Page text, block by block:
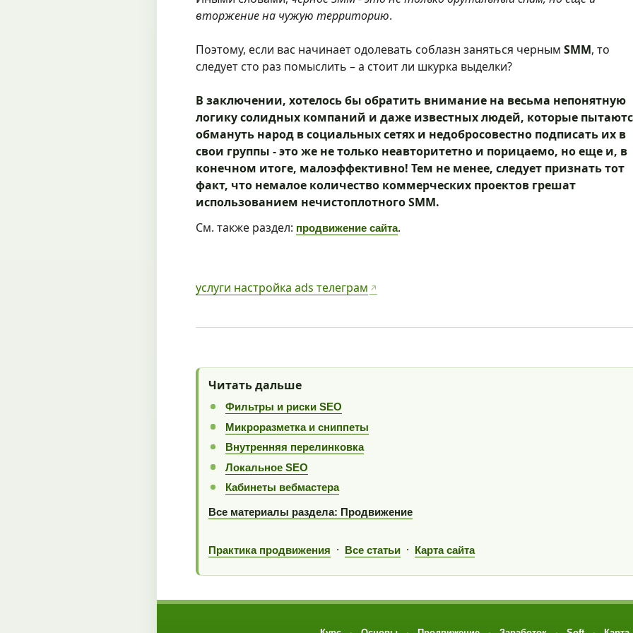
вторжение на чужую территорию.
Поэтому, если вас начинает одолевать соблазн заняться черным SMM, то
следует сто раз помыслить – а стоит ли шкурка выделки?
В заключении, хотелось бы обратить внимание на весьма непонятную
логику солидных компаний и даже известных людей, которые
обмануть народ в социальных сетях и недобросовестно подписать их в
свои группы - это же не только неавторитетно и порицаемо, но еще и, в
конечном итоге, малоэффективно! Тем не менее, следует признать тот
факт, что немалое количество коммерческих проектов грешат
использованием нечистоплотного SMM.
См. также раздел: продвижение сайта.
услуги настройка ads телеграм
Читать дальше
Фильтры и риски SEO
Микроразметка и сниппеты
Внутренняя перелинковка
Локальное SEO
Кабинеты вебмастера
Все материалы раздела: Продвижение
Практика продвижения · Все статьи · Карта сайта